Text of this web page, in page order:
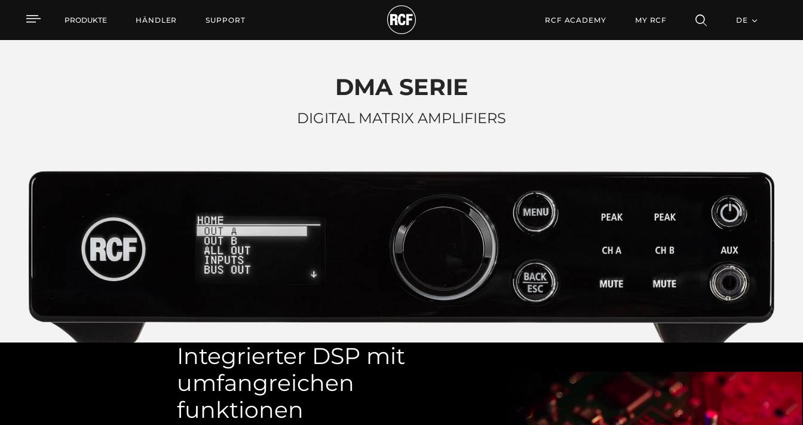
DMA Serie - DIGITAL MATRIX AMPLIFIERS
PRODUKTE HÄNDLER SUPPORT RCF ACADEMY MY RCF DE
ALLE PRODUKTE ENTDECKEN
DMA SERIE
DIGITAL MATRIX AMPLIFIERS
Integrierter DSP mit
umfangreichen
funktionen